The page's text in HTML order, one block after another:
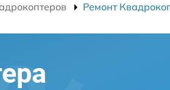
Ремонт